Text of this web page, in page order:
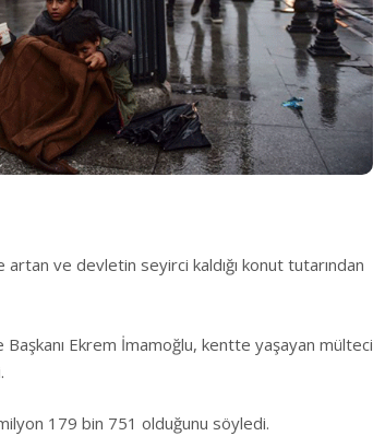
ve devletin seyirci kaldığı konut tutarından
Ekrem İmamoğlu, kentte yaşayan mülteci
179 bin 751 olduğunu söyledi.